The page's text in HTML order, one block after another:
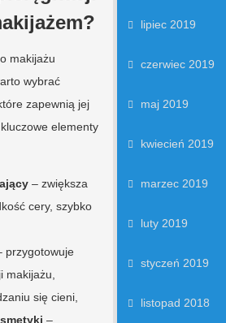
makijażu
wybrać
zapewnią jej
elementy
– zwiększa
cery, szybko
przygotowuje
makijażu,
się cieni,
–
lipiec 2019
czerwiec 2019
maj 2019
kwiecień 2019
marzec 2019
luty 2019
styczeń 2019
listopad 2018